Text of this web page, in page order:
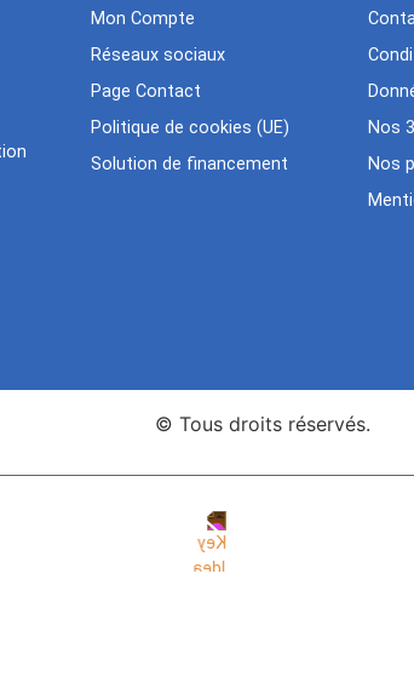
Mon Compte
Réseaux sociaux
Page Contact
Politique de cookies (UE)
Solution de financement
Nos
Nos
© Tous droits réservés.